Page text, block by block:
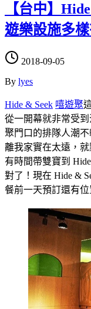
【台中】
遊樂設施多
2018-09-05
By lyes
Hide & Seek 嘻遊聚
從一開幕就非常受
聚門口的排隊人潮不
離我家實在太遠，
有時間帶雙寶到
對了！現在 Hide &
餐前一天預訂還有